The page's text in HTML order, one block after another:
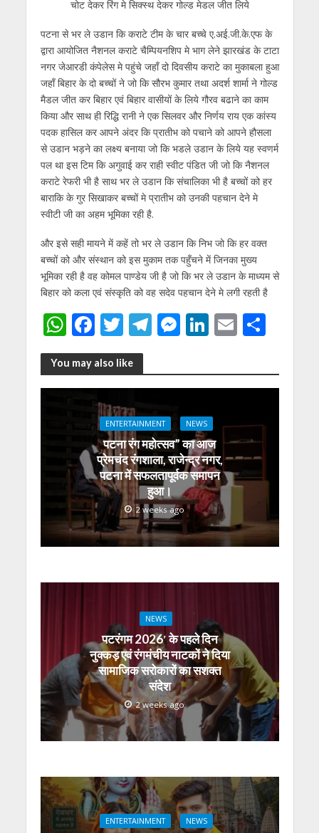
s
A
p
p
o
o
k
er gr
a
m
n
g
er
dI
n
l e
चोट देकर रिंग मे सिक्स्थ देकर गोल्ड मेडल जीत लिये
पटना से भर ले उडान कि कराटे टीम के चार बच्चे ए.अई.जी.के.एफ के
द्वारा आयोजित नैशनल कराटे चैम्पियनशिप मे भाग लेने झारखंड के टाटा
नगर जेआरडी कंपेलेस मे पहुंचे जहाँ दो दिवसीय कराटे का मुकाबला हुआ
जहाँ बिहार के दो बच्चों ने जो कि सौरभ कुमार तथा अदर्श शार्मा ने गोल्ड
मैडल जीत कर बिहार एवं बिहार वासीयों के लिये गौरव बढाने का काम
किया और साथ ही रिद्धि रानी ने एक सिलवर और निर्णय राय एक कांस्य
पदक हासिल कर आपने अंदर कि प्रातीभ को पचाने को आपने हौसला
से उडान भड़ने का लक्ष्य बनाया जो कि भडले उडान के लिये यह स्वणर्म
पल था इस टिम कि अगुवाई कर राही स्वीट पंडित जी जो कि नैशनल
कराटे रेफरी भी है साथ भर ले उडान कि संचालिका भी है बच्चों को हर
बाराकि के गुर सिखाकर बच्चों मे प्रातीभ को उनकी पहचान देने मे
स्वीटी जी का अहम भूमिका रही है.
और इसे सही मायने में कहें तो भर ले उडान कि निभ जो कि हर वक्त
बच्चों को और संस्थान को इस मुकाम तक पहुँचने में जिनका मुख्य
भूमिका रही है वह कोमल पाण्डेय जी है जो कि भर ले उडान के माध्यम से
बिहार को कला एवं संस्कृति को वह सदेव पहचान देने मे लगी रहती है
W
h
at
s
p
F
ac
e
b
o
o
k
T
w
itt
er
T
e
gr
a
m
M
ss
e
n
g
er
Li
k
e
dI
n
E
ai
l
S
ar
e
You may also like
ENTERTAINMENT NEWS
पटना रंग महोत्सव” का आज
प्रेमचंद रंगशाला, राजेन्द्र नगर,
पटना में सफलतापूर्वक समापन
हुआ।
2 weeks ago
NEWS
पटरंगम 2026′ के पहले दिन
नुक्कड़ एवं रंगमंचीय नाटकों ने दिया
सामाजिक सरोकारों का सशक्त
संदेश
2 weeks ago
ENTERTAINMENT NEWS